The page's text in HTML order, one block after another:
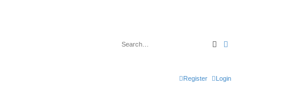
Search
Login
Register